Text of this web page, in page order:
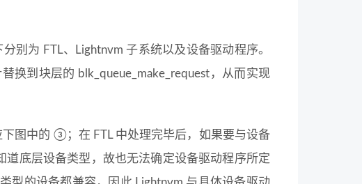
为 FTL、Lightnvm 子系统以及设备驱动程序。
换到块层的 blk_queue_make_request，从而实现
图中的 ③；在 FTL 中处理完毕后，如果要与设备
道底层设备类型，故也无法确定设备驱动程序所定